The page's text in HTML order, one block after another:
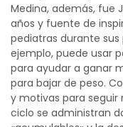
Medina, además, fue
años y fuente de
pediatras durante sus
ejemplo, puede usar
para ayudar a ganar
para bajar de peso.
y motivas para seguir
ciclo se administran